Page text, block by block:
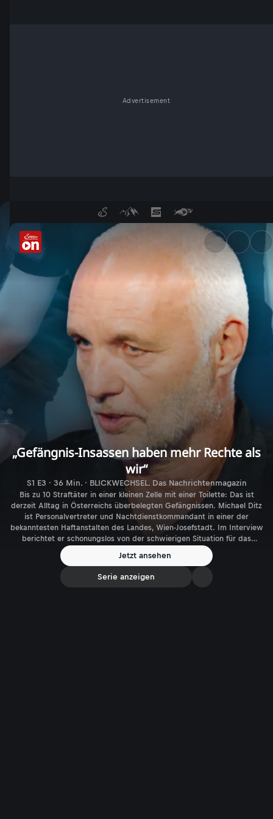
Advertisement
Gefängniswärter aus Wien-
„Gefängnis-Insassen haben mehr Rechte als
wir“
S1 E3 · 36 Min. · BLICKWECHSEL. Das Nachrichtenmagazin
Bis zu 10 Straftäter in einer kleinen Zelle mit einer Toilette: Das ist
derzeit Alltag in Österreichs überbelegten Gefängnissen. Michael Ditz
ist Personalvertreter und Nachtdienstkommandant in einer der
bekanntesten Haftanstalten des Landes, Wien-Josefstadt. Im Interview
berichtet er schonungslos von der schwierigen Situation für das
Personal, den kulturellen Problemen durch den hohen Ausländeranteil
und wünscht sich, dass Richter härter Strafen würden.
Jetzt ansehen
Serie anzeigen